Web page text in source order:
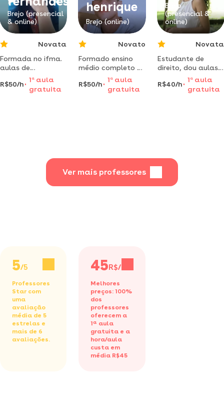
objetivoé fazer vc
crescer na sua
vida acadêmica.
Brejo (presencial
& online)
Novata
Formada no ifma.
aulas de
matemática para
todos os níveis.
R$50/h
1 aaula
gratuita
henrique
Brejo (online)
Novato
Formado ensino
médio completo e
técnico em
serviços jurídicos
pelo instituto de
R$50/h
1 a aula
gratuita
Brejo
(presencial &
online)
Novata
Estudante de
direito, dou aulas
de humanas para
alunos do ensino
R$40/h
1 aaula
gratuita
Ver mais professores
5/5
Professores
Star com
uma
avaliação
média de 5
estrelas e
mais de 6
avaliações.
45R$/h
Melhores
preços: 100%
dos
professores
oferecem a
1ª aula
gratuita e a
hora/aula
custa em
média R$45